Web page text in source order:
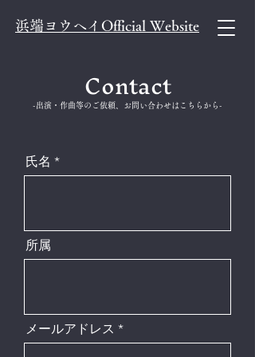
浜端ヨウヘイOfficial Website
Contact
-出演・作曲等のご依頼、お問い合わせはこ ちらか ら​-
氏名
所属
メールアドレス